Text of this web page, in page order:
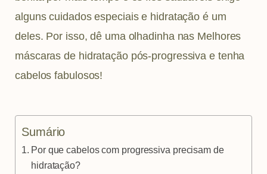
p
a
m
s
t
alguns cuidados especiais e hidratação é um
deles. Por isso, dê uma olhadinha nas Melhores
máscaras de hidratação pós-progressiva e tenha
cabelos fabulosos!
Sumário
Por que cabelos com progressiva precisam de
hidratação?